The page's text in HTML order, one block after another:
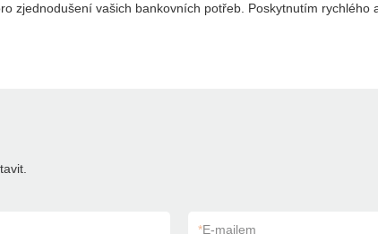
zjednodušení vašich bankovních potřeb. Poskytnutím
*E-mailem